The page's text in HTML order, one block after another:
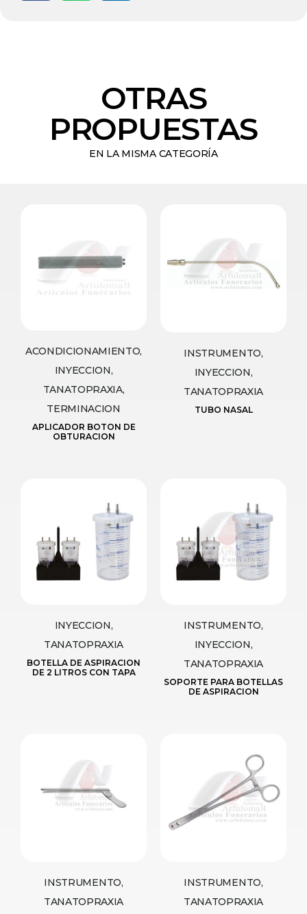
OTRAS
PROPUESTAS
EN LA MISMA CATEGORÍA
ACONDICIONAMIENTO,
INYECCION,
TANATOPRAXIA,
TERMINACION
APLICADOR BOTON DE
OBTURACION
INSTRUMENTO,
INYECCION,
TANATOPRAXIA
TUBO NASAL
INYECCION,
TANATOPRAXIA
BOTELLA DE ASPIRACION
DE 2 LITROS CON TAPA
INSTRUMENTO,
INYECCION,
TANATOPRAXIA
SOPORTE PARA BOTELLAS
DE ASPIRACION
INSTRUMENTO,
TANATOPRAXIA
INSTRUMENTO,
TANATOPRAXIA